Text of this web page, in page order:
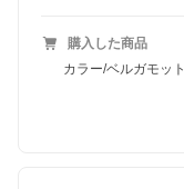
購入した商品
カラー/ベルガモット